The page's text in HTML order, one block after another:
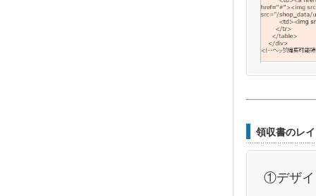
領収書のレ
①デザイ